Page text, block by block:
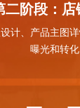
二阶段：店
计、产品主图
曝光和转化